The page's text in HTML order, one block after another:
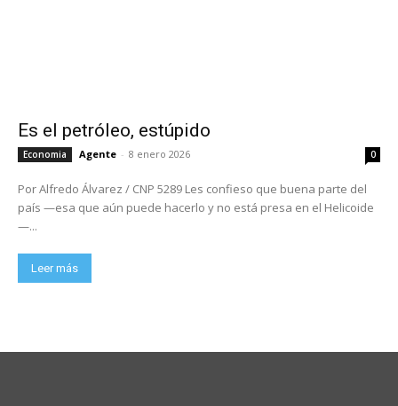
Es el petróleo, estúpido
Economia Agente - 8 enero 2026 0
Por Alfredo Álvarez / CNP 5289 Les confieso que buena parte del
país —esa que aún puede hacerlo y no está presa en el Helicoide
—...
Leer más